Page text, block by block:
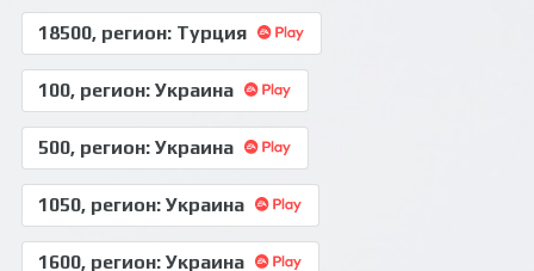
18500, регион: Турция
100, регион: Украина
500, регион: Украина
1050, регион: Украина
1600, регион: Украина